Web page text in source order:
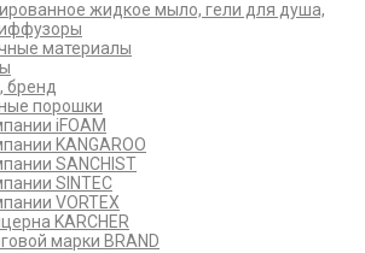
жидкое мыло, гели для душа,
материалы
бренд
порошки
iFOAM
KANGAROO
SANCHIST
SINTEC
VORTEX
KARCHER
марки BRAND